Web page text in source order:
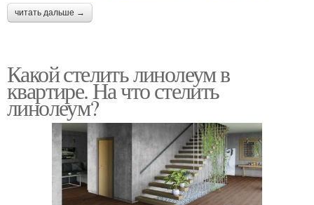
читать дальше →
Какой стелить линолеум в
квартире. На что стелить
линолеум?